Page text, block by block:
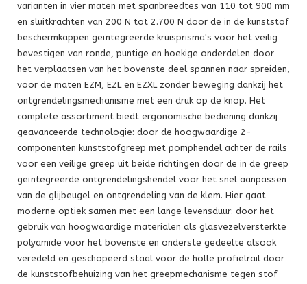
varianten in vier maten met spanbreedtes van 110 tot 900 mm
en sluitkrachten van 200 N tot 2.700 N door de in de kunststof
beschermkappen geïntegreerde kruisprisma's voor het veilig
bevestigen van ronde, puntige en hoekige onderdelen door
het verplaatsen van het bovenste deel spannen naar spreiden,
voor de maten EZM, EZL en EZXL zonder beweging dankzij het
ontgrendelingsmechanisme met een druk op de knop. Het
complete assortiment biedt ergonomische bediening dankzij
geavanceerde technologie: door de hoogwaardige 2-
componenten kunststofgreep met pomphendel achter de rails
voor een veilige greep uit beide richtingen door de in de greep
geïntegreerde ontgrendelingshendel voor het snel aanpassen
van de glijbeugel en ontgrendeling van de klem. Hier gaat
moderne optiek samen met een lange levensduur: door het
gebruik van hoogwaardige materialen als glasvezelversterkte
polyamide voor het bovenste en onderste gedeelte alsook
veredeld en geschopeerd staal voor de holle profielrail door
de kunststofbehuizing van het greepmechanisme tegen stof